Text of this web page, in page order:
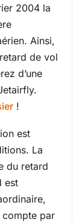
2004 la
Ainsi,
de vol
d’une
!
est
La
du retard
est
compte par